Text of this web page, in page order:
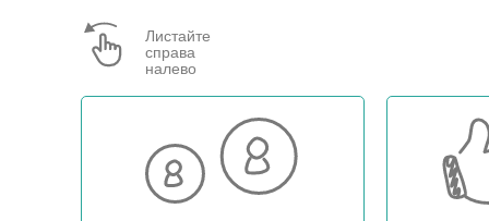
Листайте
справа
налево